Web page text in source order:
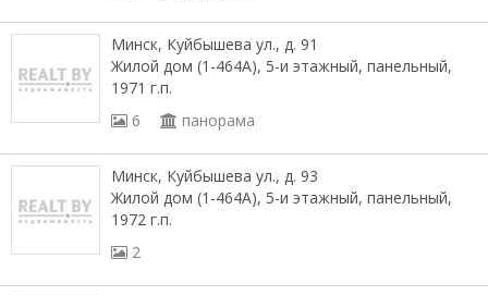
Минск, Куйбышева ул., д. 91
Жилой дом (1-464А), 5-и этажный, панельный,
1971 г.п.
6
панорама
Минск, Куйбышева ул., д. 93
Жилой дом (1-464А), 5-и этажный, панельный,
1972 г.п.
2